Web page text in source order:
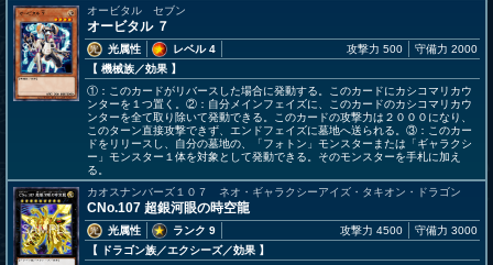
オービタル セブン
オービタル ７
光属性
レベル 4
【 機械族／効果 】
攻撃力 500 守備力 2000
①：このカードがリバースした場合に発動する。このカードにカシコマリカウ
ンターを１つ置く。②：自分メインフェイズに、このカードのカシコマリカウ
ンターを全て取り除いて発動できる。このカードの攻撃力は２０００になり、
このターン直接攻撃できず、エンドフェイズに墓地へ送られる。③：このカー
ドをリリースし、自分の墓地の、「フォトン」モンスターまたは「ギャラクシ
ー」モンスター１体を対象として発動できる。そのモンスターを手札に加え
る。
カオスナンバーズ１０７ ネオ・ギャラクシーアイズ・タキオン・ドラゴン
CNo.107 超銀河眼の時空龍
光属性
ランク 9
【 ドラゴン族／エクシーズ／効果 】
攻撃力 4500 守備力 3000